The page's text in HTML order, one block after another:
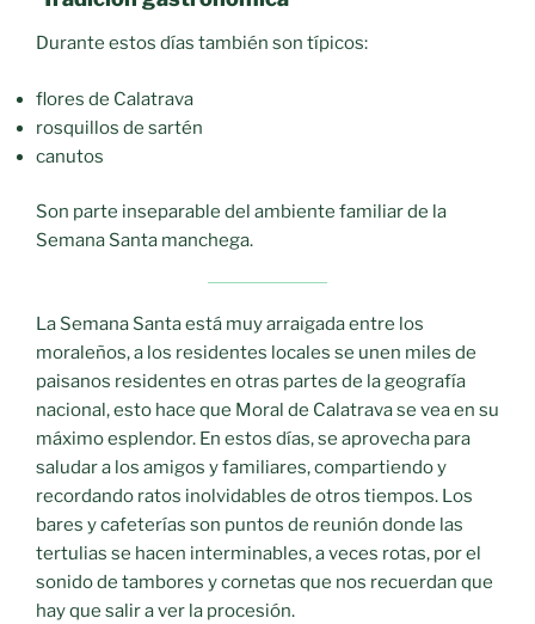
Durante estos días también son típicos:
flores de Calatrava
rosquillos de sartén
canutos
Son parte inseparable del ambiente familiar de la
Semana Santa manchega.
La Semana Santa está muy arraigada entre los
moraleños, a los residentes locales se unen miles de
paisanos residentes en otras partes de la geografía
nacional, esto hace que Moral de Calatrava se vea en su
máximo esplendor. En estos días, se aprovecha para
saludar a los amigos y familiares, compartiendo y
recordando ratos inolvidables de otros tiempos. Los
bares y cafeterías son puntos de reunión donde las
tertulias se hacen interminables, a veces rotas, por el
sonido de tambores y cornetas que nos recuerdan que
hay que salir a ver la procesión.